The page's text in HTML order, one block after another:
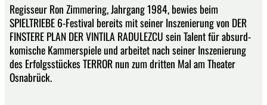
Regisseur Ron Zimmering, Jahrgang 1984, bewies beim
SPIELTRIEBE 6-Festival bereits mit seiner Inszenierung von DER
FINSTERE PLAN DER VINTILA RADULEZCU sein Talent für absurd-
komische Kammerspiele und arbeitet nach seiner Inszenierung
des Erfolgsstückes TERROR nun zum dritten Mal am Theater
Osnabrück.